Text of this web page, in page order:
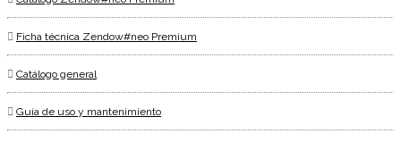
Ficha técnica Zendow#neo Premium
Catálogo general
Guía de uso y mantenimiento